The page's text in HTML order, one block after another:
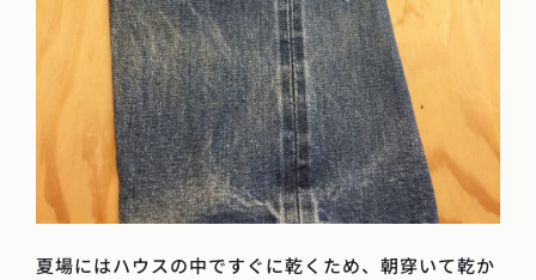
夏場にはハウスの中ですぐに乾くため、朝穿いて乾か